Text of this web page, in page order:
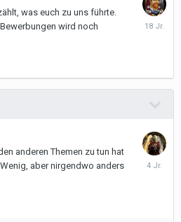
was euch zu uns führte.
wird noch
20.
anderen Themen zu tun hat
aber nirgendwo anders
24.